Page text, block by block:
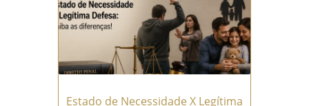
porque...Leia mais →
Estado de Necessidade X Legítima